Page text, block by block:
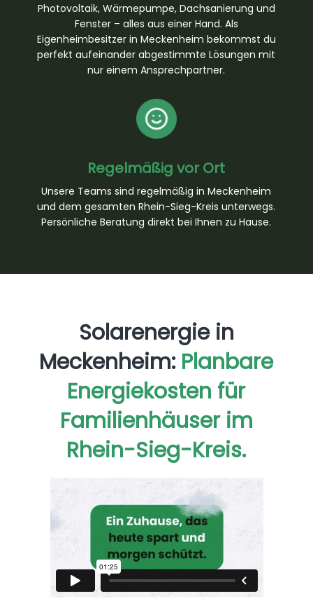
Photovoltaik, Wärmepumpe, Dachsanierung und
Fenster – alles aus einer Hand. Als
Eigenheimbesitzer in Meckenheim bekommst du
perfekt aufeinander abgestimmte Lösungen mit
nur einem Ansprechpartner.
Regelmäßig vor Ort
Unsere Teams sind regelmäßig in Meckenheim
und dem gesamten Rhein-Sieg-Kreis unterwegs.
Persönliche Beratung direkt bei Ihnen zu Hause.
Solarenergie in
Meckenheim: Planbare
Energiekosten für
Familienhäuser im
Rhein-Sieg-Kreis.